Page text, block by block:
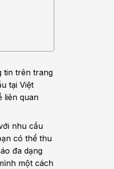
tin trên trang
tại Việt
liên quan
nhu cầu
có thể thu
đa dạng
một cách